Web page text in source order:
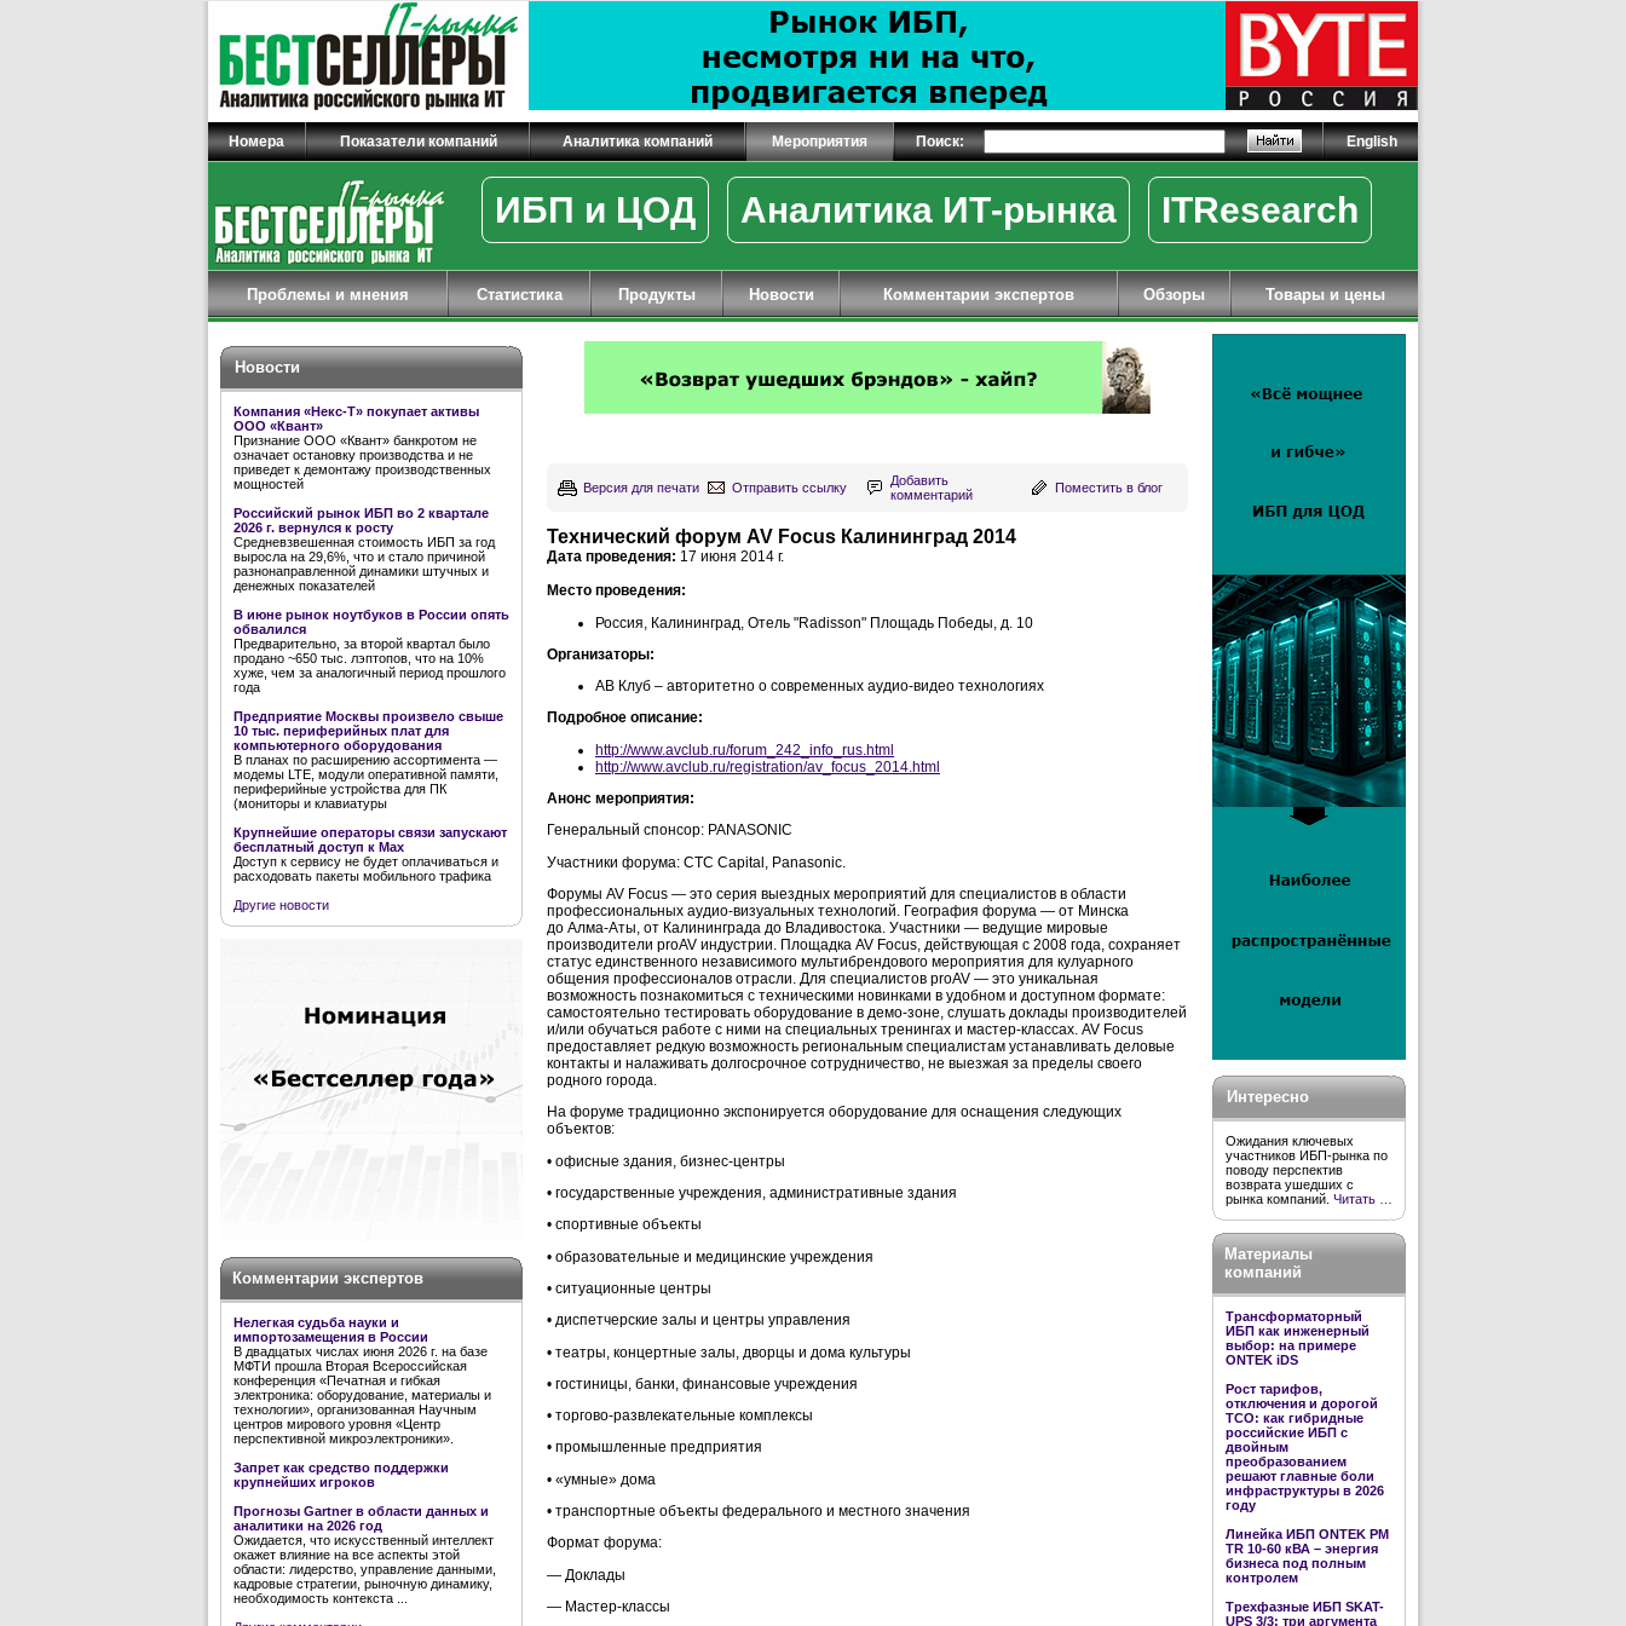
Номера Показатели компаний Аналитика компаний Мероприятия Поиск: English
ИБП и ЦОД Аналитика ИТ-рынка ITResearch
Проблемы и мнения Статистика Продукты Новости Комментарии экспертов Обзоры Товары и цены
Новости
Компания «Некс-Т» покупает активы
ООО «Квант»
Признание ООО «Квант» банкротом не
означает остановку производства и не
приведет к демонтажу производственных
мощностей
Российский рынок ИБП во 2 квартале
2026 г. вернулся к росту
Средневзвешенная стоимость ИБП за год
выросла на 29,6%, что и стало причиной
разнонаправленной динамики штучных и
денежных показателей
В июне рынок ноутбуков в России опять
обвалился
Предварительно, за второй квартал было
продано ~650 тыс. лэптопов, что на 10%
хуже, чем за аналогичный период прошлого
года
Предприятие Москвы произвело свыше
10 тыс. периферийных плат для
компьютерного оборудования
В планах по расширению ассортимента —
модемы LTE, модули оперативной памяти,
периферийные устройства для ПК
(мониторы и клавиатуры
Крупнейшие операторы связи запускают
бесплатный доступ к Мах
Доступ к сервису не будет оплачиваться и
расходовать пакеты мобильного трафика
Другие новости
Комментарии экспертов
Нелегкая судьба науки и
импортозамещения в России
В двадцатых числах июня 2026 г. на базе
МФТИ прошла Вторая Всероссийская
конференция «Печатная и гибкая
электроника: оборудование, материалы и
технологии», организованная Научным
центров мирового уровня «Центр
перспективной микроэлектроники».
Запрет как средство поддержки
крупнейших игроков
Прогнозы Gartner в области данных и
аналитики на 2026 год
Ожидается, что искусственный интеллект
окажет влияние на все аспекты этой
области: лидерство, управление данными,
кадровые стратегии, рыночную динамику,
необходимость контекста ...
Версия для печати Отправить ссылку
Добавить
комментарий
Поместить в блог
Технический форум AV Focus Калининград 2014
Дата проведения: 17 июня 2014 г.
Место проведения:
Россия, Калининград, Отель "Radisson" Площадь Победы, д. 10
Организаторы:
АВ Клуб – авторитетно о современных аудио-видео технологиях
Подробное описание:
http://www.avclub.ru/forum_242_info_rus.html
http://www.avclub.ru/registration/av_focus_2014.html
Анонс мероприятия:
Генеральный спонсор: PANASONIC
Участники форума: CTC Capital, Panasonic.
Форумы AV Focus — это серия выездных мероприятий для специалистов в области
профессиональных аудио-визуальных технологий. География форума — от Минска
до Алма-Аты, от Калининграда до Владивостока. Участники — ведущие мировые
производители proAV индустрии. Площадка AV Focus, действующая с 2008 года, сохраняет
статус единственного независимого мультибрендового мероприятия для кулуарного
общения профессионалов отрасли. Для специалистов proAV — это уникальная
возможность познакомиться с техническими новинками в удобном и доступном формате:
самостоятельно тестировать оборудование в демо-зоне, слушать доклады производителей
и/или обучаться работе с ними на специальных тренингах и мастер-классах. AV Focus
предоставляет редкую возможность региональным специалистам устанавливать деловые
контакты и налаживать долгосрочное сотрудничество, не выезжая за пределы своего
родного города.
На форуме традиционно экспонируется оборудование для оснащения следующих
объектов:
• офисные здания, бизнес-центры
• государственные учреждения, административные здания
• спортивные объекты
• образовательные и медицинские учреждения
• ситуационные центры
• диспетчерские залы и центры управления
• театры, концертные залы, дворцы и дома культуры
• гостиницы, банки, финансовые учреждения
• торгово-развлекательные комплексы
• промышленные предприятия
• «умные» дома
• транспортные объекты федерального и местного значения
Формат форума:
— Доклады
— Мастер-классы
Интересно
Ожидания ключевых
участников ИБП-рынка по
поводу перспектив
возврата ушедших с
рынка компаний. Читать …
Материалы
компаний
Трансформаторный
ИБП как инженерный
выбор: на примере
ONTEK iDS
Рост тарифов,
отключения и дорогой
TCO: как гибридные
российские ИБП с
двойным
преобразованием
решают главные боли
инфраструктуры в 2026
году
Линейка ИБП ONTEK PM
TR 10-60 кВА – энергия
бизнеса под полным
контролем
Трехфазные ИБП SKAT-
UPS 3/3: три аргумента